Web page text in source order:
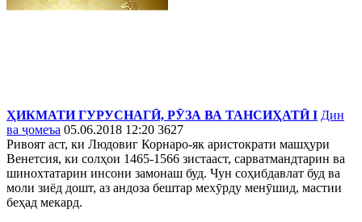
ҲИКМАТИ ГУРУСНАГӢ, РӮЗА ВА ТАНСИҲАТӢ I Дин
ва ҷомеъа 05.06.2018 12:20 3627
Ривоят аст, ки Людовиг Корнаро-як аристократи машҳури
Венетсия, ки солҳои 1465-1566 зистааст, сарватмандтарин ва
шинохтатарин инсони замонаш буд. Чун соҳибдавлат буд ва
моли зиёд дошт, аз андоза бештар мехӯрду менӯшид, мастии
беҳад мекард.